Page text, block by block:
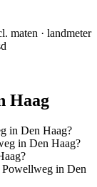
maten · landmeter
Haag
in Den Haag?
in Den Haag?
Powellweg in Den